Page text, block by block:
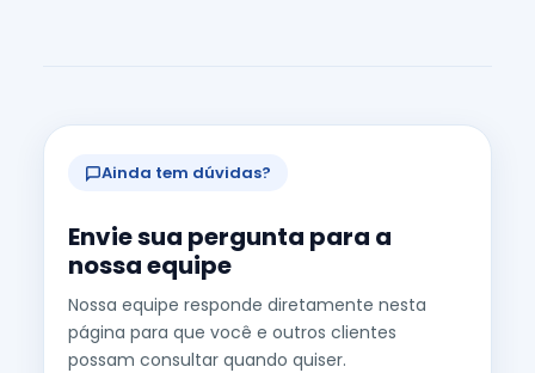
Ainda tem dúvidas?
Envie sua pergunta para a
nossa equipe
Nossa equipe responde diretamente nesta
página para que você e outros clientes
possam consultar quando quiser.